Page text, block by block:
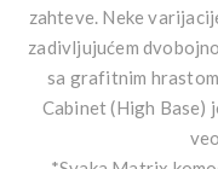
zahteve. Neke
zadivljujućem
sa grafitnim
Cabinet (High Base)